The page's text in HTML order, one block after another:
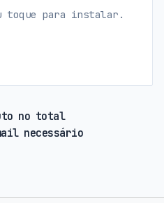
toque para instalar.
no total
necessário